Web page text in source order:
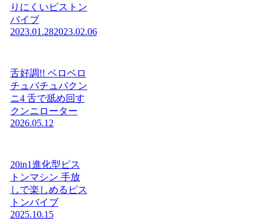
りにくいピストン
バイブ
2023.01.282023.02.06
舌好調!! ベロベロ
チュバチュバクン
ニ4 舌で舐め回す
クンニローター
2026.05.12
20in1進化型ピス
トンマシン 手放
しで楽しめるピス
トンバイブ
2025.10.15